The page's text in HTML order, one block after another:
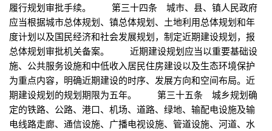
履行规划审批手续。 第三十四条 城市、县、镇人民政府
应当根据城市总体规划、镇总体规划、土地利用总体规划和年
度计划以及国民经济和社会发展规划，制定近期建设规划，报
总体规划审批机关备案。 近期建设规划应当以重要基础设
施、公共服务设施和中低收入居民住房建设以及生态环境保护
为重点内容，明确近期建设的时序、发展方向和空间布局。近
期建设规划的规划期限为五年。 第三十五条 城乡规划确
定的铁路、公路、港口、机场、道路、绿地、输配电设施及输
电线路走廊、通信设施、广播电视设施、管道设施、河道、水